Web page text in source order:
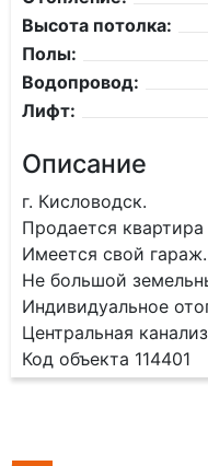
Высота потолка:
Полы:
Водопровод:
Лифт:
Описание
г. Кисловодск.
Продается
Имеется свой гараж.
Не большой
Индивидуальное
Центральная
Код объекта 114401